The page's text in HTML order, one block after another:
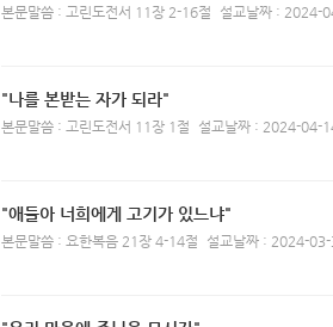
본문말씀 : 고린도전서 11장 2-16절 설교날짜 : 2024-
"나를 본받는 자가 되라"
본문말씀 : 고린도전서 11장 1절 설교날짜 : 2024-04-
"애들아 너희에게 고기가 있느냐"
본문말씀 : 요한복음 21장 4-14절 설교날짜 : 2024-03-